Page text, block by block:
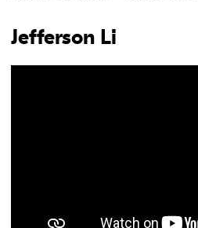
Jefferson Li